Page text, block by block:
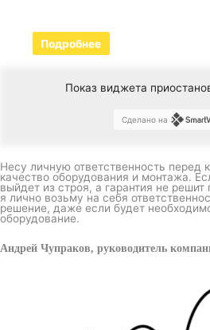
Подробнее
Показ виджета
Сделано на
Несу личную ответственность перед
качество оборудования и монтажа.
выйдет из строя, а гарантия не
я лично возьму на себя
решение, даже если будет
оборудование.
Андрей Чупраков, руководитель